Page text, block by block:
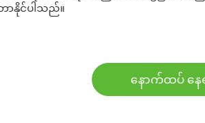
ာနိုင်ပါသည်။
နောက်ထပ် နေ